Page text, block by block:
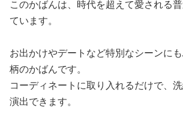
このかばんは、時代を超えて愛される
ています。
お出かけやデートなど特別なシーンに
柄のかばんです。
コーディネートに取り入れるだけで、
演出できます。